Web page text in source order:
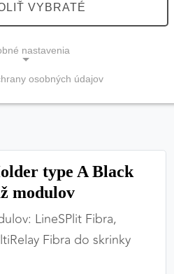
type A Black
modulov
LineSPlit Fibra,
Fibra do skrinky
VYBRATÉ
nastavenia
vypnúť)
na správne fungovanie
COOKIES
osobných údajov